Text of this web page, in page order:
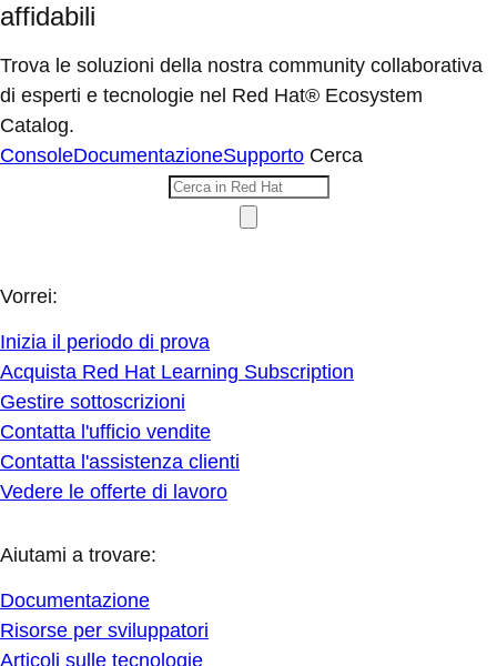
affidabili
Trova le soluzioni della nostra community collaborativa
di esperti e tecnologie nel Red Hat® Ecosystem
Catalog.
ConsoleDocumentazioneSupporto Cerca
Vorrei:
Inizia il periodo di prova
Acquista Red Hat Learning Subscription
Gestire sottoscrizioni
Contatta l'ufficio vendite
Contatta l'assistenza clienti
Vedere le offerte di lavoro
Aiutami a trovare:
Documentazione
Risorse per sviluppatori
Articoli sulle tecnologie